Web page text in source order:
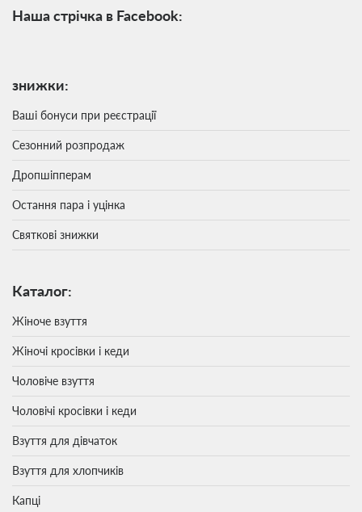
Наша стрічка в Facebook:
знижки:
Ваші бонуси при реєстрації
Сезонний розпродаж
Дропшіпперам
Остання пара і уцінка
Святкові знижки
Каталог:
Жіноче взуття
Жіночі кросівки і кеди
Чоловіче взуття
Чоловічі кросівки і кеди
Взуття для дівчаток
Взуття для хлопчиків
Капці